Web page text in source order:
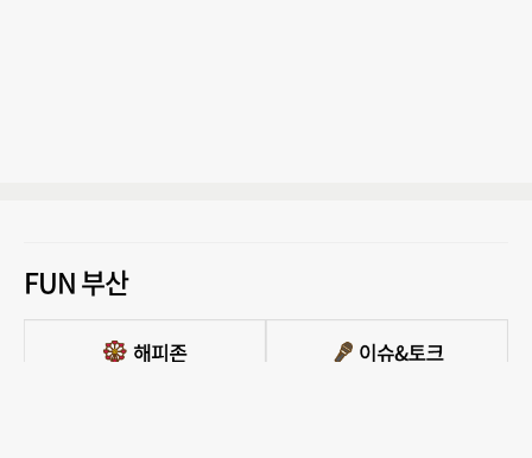
FUN 부산